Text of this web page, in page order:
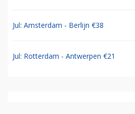
Jul: Amsterdam - Berlijn €38
Jul: Rotterdam - Antwerpen €21